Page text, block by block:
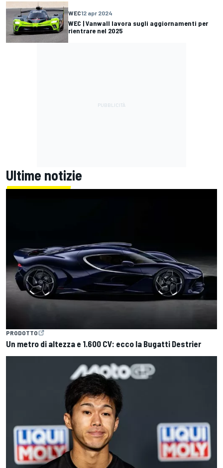
WEC12 apr 2024
WEC | Vanwall lavora sugli aggiornamenti per
rientrare nel 2025
Ultime notizie
PRODOTTO
Un metro di altezza e 1.600 CV: ecco la Bugatti Destrier